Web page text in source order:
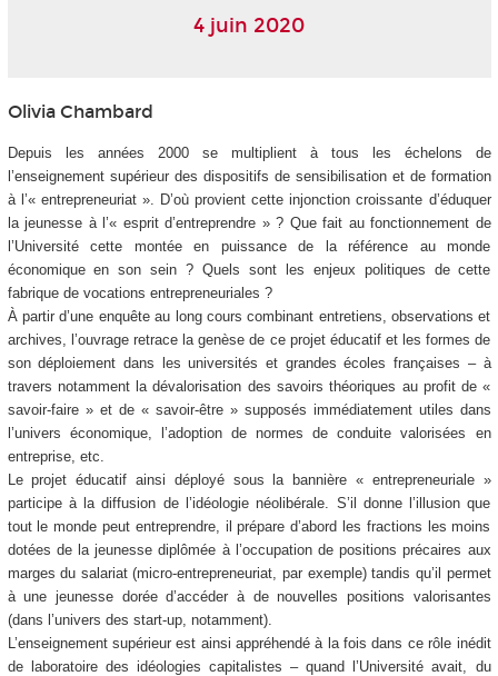
4 juin 2020
Olivia Chambard
Depuis les années 2000 se multiplient à tous les échelons de
l’enseignement supérieur des dispositifs de sensibilisation et de formation
à l’« entrepreneuriat ». D’où provient cette injonction croissante d’éduquer
la jeunesse à l’« esprit d’entreprendre » ? Que fait au fonctionnement de
l’Université cette montée en puissance de la référence au monde
économique en son sein ? Quels sont les enjeux politiques de cette
fabrique de vocations entrepreneuriales ?
À partir d’une enquête au long cours combinant entretiens, observations et
archives, l’ouvrage retrace la genèse de ce projet éducatif et les formes de
son déploiement dans les universités et grandes écoles françaises – à
travers notamment la dévalorisation des savoirs théoriques au profit de «
savoir-faire » et de « savoir-être » supposés immédiatement utiles dans
l’univers économique, l’adoption de normes de conduite valorisées en
entreprise, etc.
Le projet éducatif ainsi déployé sous la bannière « entrepreneuriale »
participe à la diffusion de l’idéologie néolibérale. S’il donne l’illusion que
tout le monde peut entreprendre, il prépare d’abord les fractions les moins
dotées de la jeunesse diplômée à l’occupation de positions précaires aux
marges du salariat (micro-entrepreneuriat, par exemple) tandis qu’il permet
à une jeunesse dorée d’accéder à de nouvelles positions valorisantes
(dans l’univers des start-up, notamment).
L’enseignement supérieur est ainsi appréhendé à la fois dans ce rôle inédit
de laboratoire des idéologies capitalistes – quand l’Université avait, du